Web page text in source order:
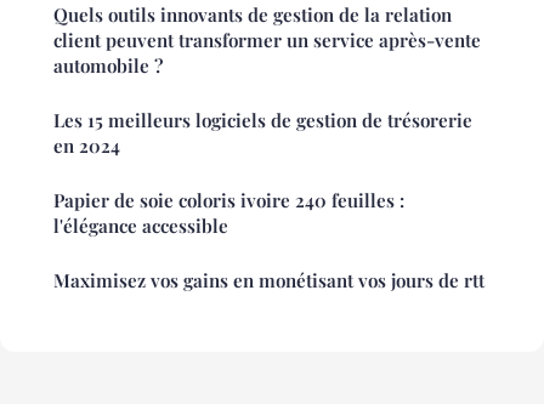
Quels outils innovants de gestion de la relation
client peuvent transformer un service après-vente
automobile ?
Les 15 meilleurs logiciels de gestion de trésorerie
en 2024
Papier de soie coloris ivoire 240 feuilles :
l'élégance accessible
Maximisez vos gains en monétisant vos jours de rtt